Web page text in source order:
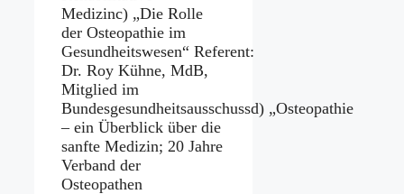
Medizinc) „Die Rolle
der Osteopathie im
Gesundheitswesen“ Referent:
Dr. Roy Kühne, MdB,
Mitglied im
Bundesgesundheitsausschussd) „Osteopathie
– ein Überblick über die
sanfte Medizin; 20 Jahre
Verband der
Osteopathen